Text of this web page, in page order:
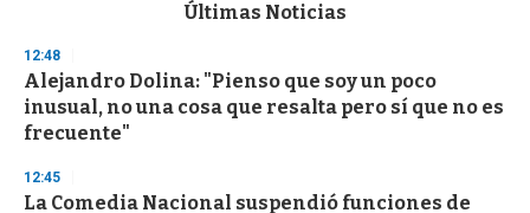
d
s
o
f
3
s
e
Últimas Noticias
12:48
Alejandro Dolina: "Pienso que soy un poco
inusual, no una cosa que resalta pero sí que no es
frecuente"
12:45
La Comedia Nacional suspendió funciones de